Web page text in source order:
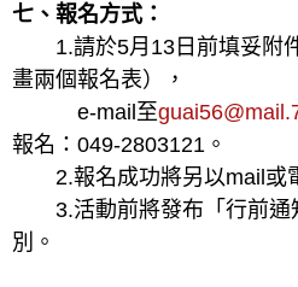
七、報名方式：
1.請於5月13日前填妥附
畫兩個報名表），
e-mail至
報名：049-2803121。
2.報名成功將另以mail或
3.活動前將發布「行前通
別。